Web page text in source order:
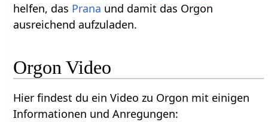
helfen, das Prana und damit das Orgon
ausreichend aufzuladen.
Orgon Video
Hier findest du ein Video zu Orgon mit einigen
Informationen und Anregungen: